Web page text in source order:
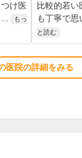
け医
もっ
比較的若い
も丁寧で思
と読む
医院の詳細をみる